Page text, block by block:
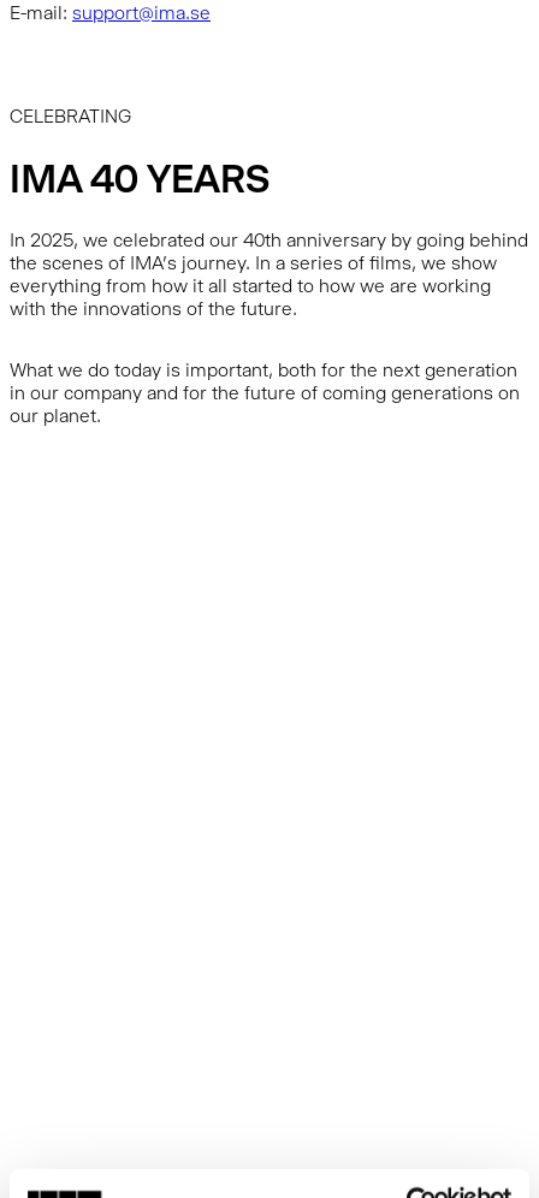
E-mail: support@ima.se
CELEBRATING
IMA 40 YEARS
In 2025, we celebrated our 40th anniversary by going behind
the scenes of IMA's journey. In a series of films, we show
everything from how it all started to how we are working
with the innovations of the future.
What we do today is important, both for the next generation
in our company and for the future of coming generations on
our planet.